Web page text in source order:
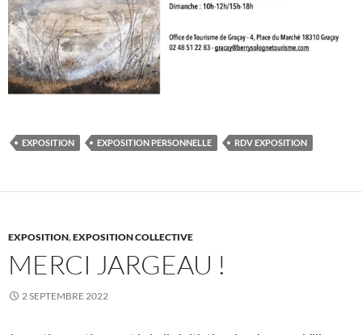
EXPOSITION EXPOSITION PERSONNELLE RDV EXPOSITION
EXPOSITION,EXPOSITION COLLECTIVE
MERCI JARGEAU !
2 SEPTEMBRE 2022